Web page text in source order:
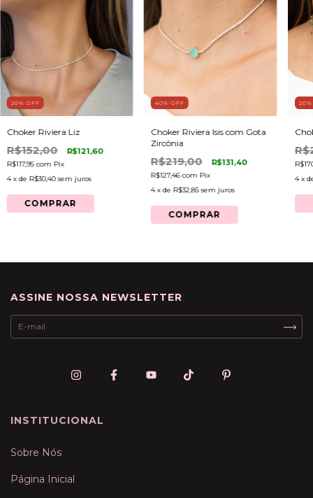
20% OFF
Choker Riviera Liz
R$152,00 R$121,60
R$117,95com Pix
4 x de R$30,40 sem juros
COMPRAR
40% OFF
Choker Riviera Isis com Gota
Zircônia
R$219,00 R$131,40
R$127,46com Pix
4 x de R$32,85 sem juros
COMPRAR
20
4 x
ASSINE NOSSA NEWSLETTER
INSTITUCIONAL
Sobre Nós
Página Inicial